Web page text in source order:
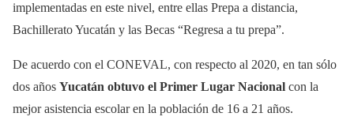
implementadas en este nivel, entre ellas Prepa a distancia,
Bachillerato Yucatán y las Becas “Regresa a tu prepa”.
De acuerdo con el CONEVAL, con respecto al 2020, en tan sólo
dos años Yucatán obtuvo el Primer Lugar Nacional con la
mejor asistencia escolar en la población de 16 a 21 años.